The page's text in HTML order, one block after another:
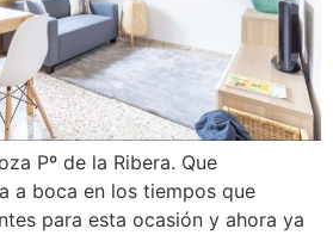
Pº de la Ribera. Que
a boca en los tiempos que
para esta ocasión y ahora ya